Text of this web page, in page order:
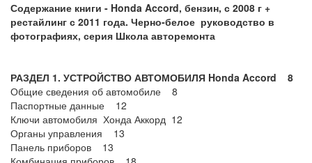
Содержание книги - Honda Accord, бензин, с 2008 г +
рестайлинг с 2011 года. Черно-белое руководство в
фотографиях, серия Школа авторемонта
РАЗДЕЛ 1. УСТРОЙСТВО АВТОМОБИЛЯ Honda Accord 8
Общие сведения об автомобиле 8
Паспортные данные 12
Ключи автомобиля Хонда Аккорд 12
Органы управления 13
Панель приборов 13